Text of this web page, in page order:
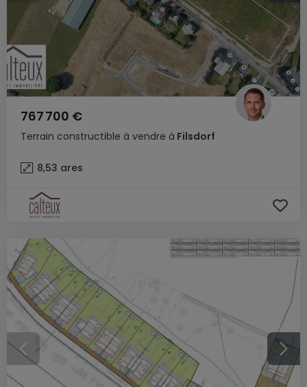
Terrain constructible à vendre à Filsdorf
767 700 €
8,53 ares